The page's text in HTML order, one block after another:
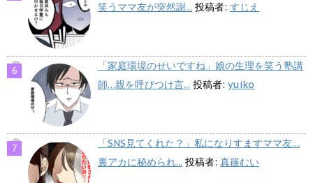
笑うママ友が突然謝... 投稿者: すじえ
「家庭環境のせいですね」娘の生理を笑う塾講
師…親を呼びつけ言... 投稿者: yuiko
「SNS見てくれた？」私になりすますママ友…
裏アカに秘められ... 投稿者: 真篠むい